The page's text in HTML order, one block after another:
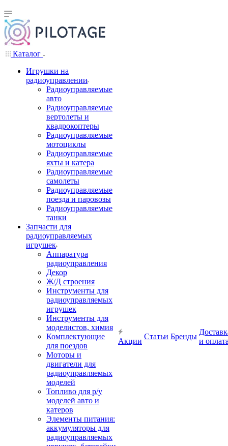
Каталог
Игрушки на
радиоуправлении
Радиоуправляемые
авто
Радиоуправляемые
вертолеты и
квадрокоптеры
Радиоуправляемые
мотоциклы
Радиоуправляемые
яхты и катера
Радиоуправляемые
самолеты
Радиоуправляемые
поезда и паровозы
Радиоуправляемые
танки
Запчасти для
радиоуправляемых
игрушек
Аппаратура
радиоуправления
Декор
Ж/Д строения
Инструменты для
радиоуправляемых
игрушек
Инструменты для
моделистов, химия
Комплектующие
для поездов
Моторы и
двигатели для
радиоуправляемых
моделей
Топливо для р/у
моделей авто и
катеров
Элементы питания:
аккумуляторы для
радиоуправляемых
Акции
Статьи Бренды
и